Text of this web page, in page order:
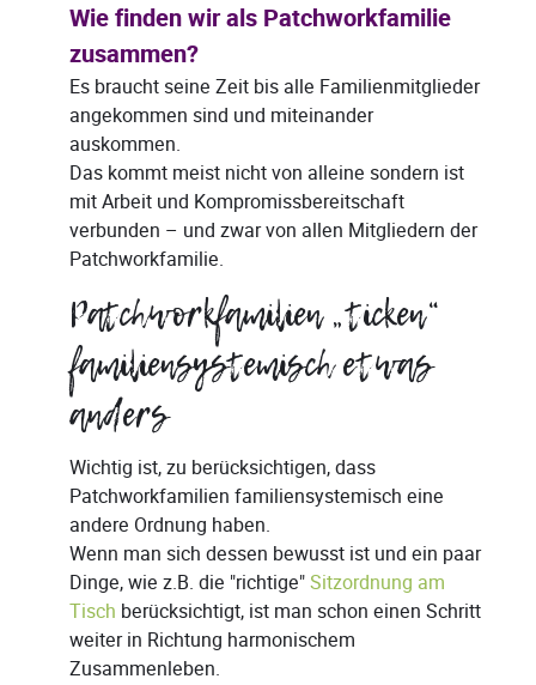
Wie finden wir als Patchworkfamilie
zusammen?
Es braucht seine Zeit bis alle Familienmitglieder
angekommen sind und miteinander
auskommen.
Das kommt meist nicht von alleine sondern ist
mit Arbeit und Kompromissbereitschaft
verbunden – und zwar von allen Mitgliedern der
Patchworkfamilie.
Patchworkfamilien „ticken“
familiensystemisch etwas
anders
Wichtig ist, zu berücksichtigen, dass
Patchworkfamilien familiensystemisch eine
andere Ordnung haben.
Wenn man sich dessen bewusst ist und ein paar
Dinge, wie z.B. die "richtige"Sitzordnung am
Tisch berücksichtigt, ist man schon einen Schritt
weiter in Richtung harmonischem
Zusammenleben.